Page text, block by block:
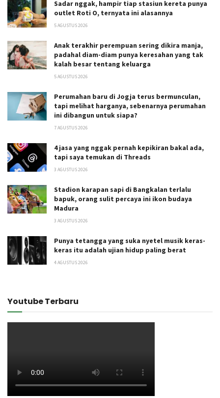
Sadar nggak, hampir tiap stasiun kereta punya
outlet Roti O, ternyata ini alasannya
5 AGUSTUS 2026
Anak terakhir perempuan sering dikira manja,
padahal diam-diam punya keresahan yang tak
kalah besar tentang keluarga
5 AGUSTUS 2026
Perumahan baru di Jogja terus bermunculan,
tapi melihat harganya, sebenarnya perumahan
ini dibangun untuk siapa?
7 AGUSTUS 2026
4 jasa yang nggak pernah kepikiran bakal ada,
tapi saya temukan di Threads
3 AGUSTUS 2026
Stadion karapan sapi di Bangkalan terlalu
bapuk, orang sulit percaya ini ikon budaya
Madura
3 AGUSTUS 2026
Punya tetangga yang suka nyetel musik keras-
keras itu adalah ujian hidup paling berat
4 AGUSTUS 2026
Youtube Terbaru